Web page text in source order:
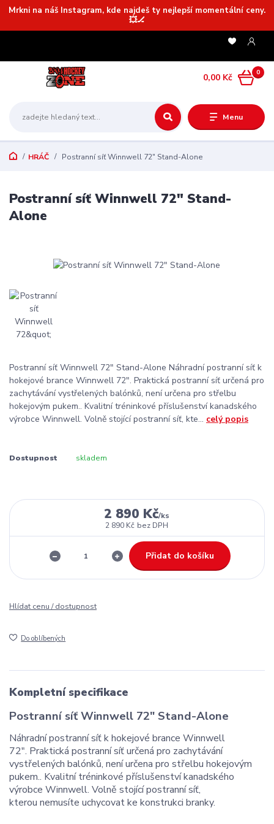
Mrkni na náš Instagram, kde najdeš ty nejlepší momentální ceny.
💥🏒
Menu
0
0,00 Kč
HRÁČ Postranní síť Winnwell 72" Stand-Alone
Postranní síť Winnwell 72" Stand-
Alone
Postranní síť Winnwell 72" Stand-Alone Náhradní postranní síť k
hokejové brance Winnwell 72". Praktická postranní síť určená pro
zachytávání vystřelených balónků, není určena pro střelbu
hokejovým pukem.. Kvalitní tréninkové příslušenství kanadského
výrobce Winnwell. Volně stojící postranní síť, kte... celý popis
Dostupnost skladem
2 890 Kč/ks
2 890 Kč bez DPH
Přidat do košíku
Hlídat cenu / dostupnost
Do oblíbených
Kompletní specifikace
Postranní síť Winnwell 72" Stand-Alone
Náhradní postranní síť k hokejové brance Winnwell
72". Praktická postranní síť určená pro zachytávání
vystřelených balónků, není určena pro střelbu hokejovým
pukem.. Kvalitní tréninkové příslušenství kanadského
výrobce Winnwell. Volně stojící postranní síť,
kterou nemusíte uchycovat ke konstrukci branky.